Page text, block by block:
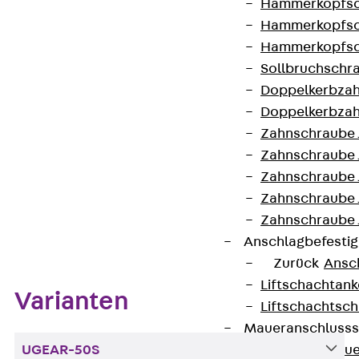
Zahnschraube
Zahnschraube
Zahnschraube
Zahnschraube
Zahnschraube
Zurück
Varianten
UGEAR-50S